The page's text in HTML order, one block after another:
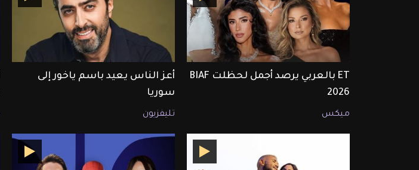
ET بالعربي يرصد أجمل لحظلت BIAF
2026
ميكس
أعز الناس يعيد باسم ياخور إلى
سوريا
تليفزيون